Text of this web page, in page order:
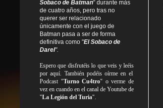
Sobaco de Batman" durante más
de cuatro años, pero tras no
querer ser relacionado
únicamente con el juego de
Batman pasa a ser de forma
definitiva como "El Sobaco de
Darel".
Espero que disfrutéis lo queveis yleéis
por aquí. También podéis oírme en el
Podcast "Turno Cu4tro" o verme de
vez en cuando en el canal de Youtube de
"La Legión del Turia".